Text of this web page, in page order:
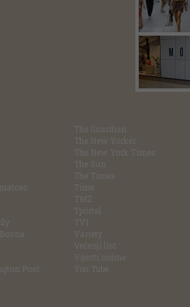
Post
The Guardian
The New Yorker
The New York Times
The Sun
The Times
Time
TMZ
Tportal
TV1
Variety
Večenji list
Vijesti online
You Tube